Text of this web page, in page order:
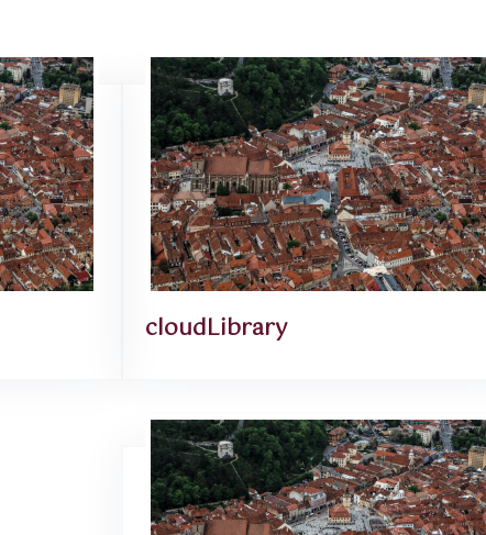
cloudLibrary